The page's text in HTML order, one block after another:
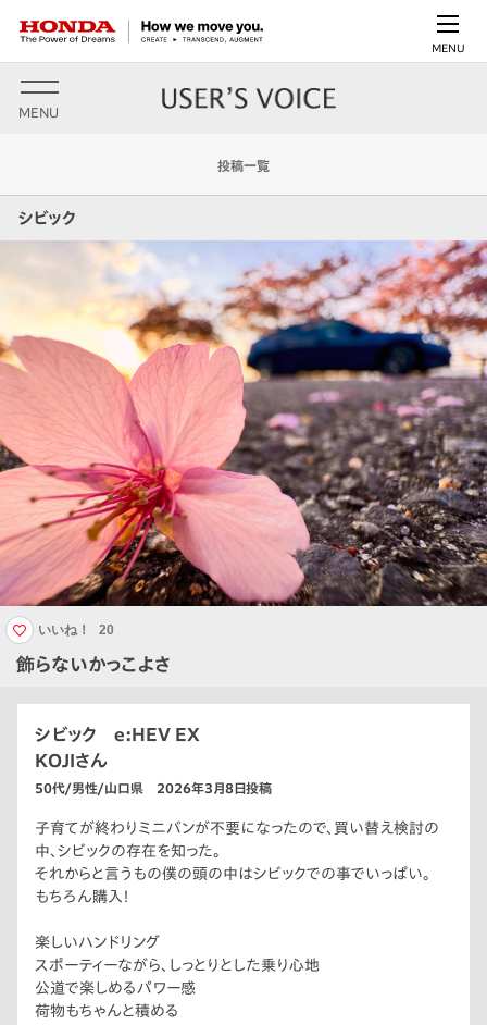
MENU
MENU
投稿一覧
シビック
飾らないかっこよさ
いいね！ 20
シビック e:HEV EX
KOJIさん
50代/男性/山口県 2026年3月8日投稿
子育てが終わりミニバンが不要になったので、買い替え検討の
中、シビックの存在を知った。
それからと言うもの僕の頭の中はシビックでの事でいっぱい。
もちろん購入！
楽しいハンドリング
スポーティーながら、しっとりとした乗り心地
公道で楽しめるパワー感
荷物もちゃんと積める